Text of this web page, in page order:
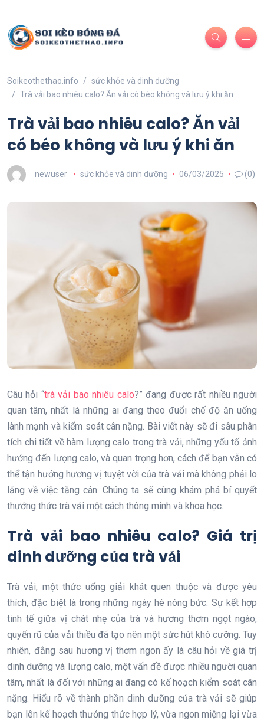
Soikeothethao.info
sức khỏe và dinh dưỡng
Trà vải bao nhiêu calo? Ăn vải có béo không và lưu ý khi ăn
Trà vải bao nhiêu calo? Ăn vải
có béo không và lưu ý khi ăn
newuser sức khỏe và dinh dưỡng 06/03/2025 (0)
Câu hỏi “trà vải bao nhiêu calo?” đang được rất nhiều người
quan tâm, nhất là những ai đang theo đuổi chế độ ăn uống
lành mạnh và kiểm soát cân nặng. Bài viết này sẽ đi sâu phân
tích chi tiết về hàm lượng calo trong trà vải, những yếu tố ảnh
hưởng đến lượng calo, và quan trọng hơn, cách để bạn vẫn có
thể tận hưởng hương vị tuyệt vời của trà vải mà không phải lo
lắng về việc tăng cân. Chúng ta sẽ cùng khám phá bí quyết
thưởng thức trà vải một cách thông minh và khoa học.
Trà vải bao nhiêu calo? Giá trị
dinh dưỡng của trà vải
Trà vải, một thức uống giải khát quen thuộc và được yêu
thích, đặc biệt là trong những ngày hè nóng bức. Sự kết hợp
tinh tế giữa vị chát nhẹ của trà và hương thơm ngọt ngào,
quyến rũ của vải thiều đã tạo nên một sức hút khó cưỡng. Tuy
nhiên, đằng sau hương vị thơm ngon ấy là câu hỏi về giá trị
dinh dưỡng và lượng calo, một vấn đề được nhiều người quan
tâm, nhất là đối với những ai đang có kế hoạch kiểm soát cân
nặng. Hiểu rõ về thành phần dinh dưỡng của trà vải sẽ giúp
bạn lên kế hoạch thưởng thức hợp lý, vừa ngon miệng lại vừa